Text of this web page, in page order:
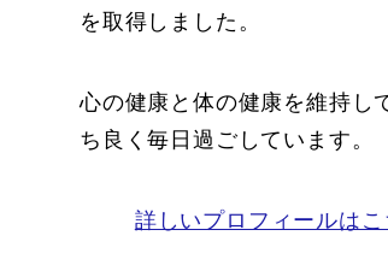
を取得しました。
心の健康と体の健康を維持し
ち良く毎日過ごしています。
詳しいプロフィールはこ